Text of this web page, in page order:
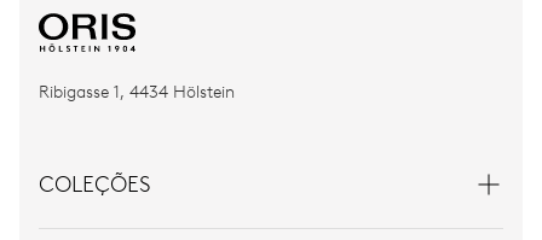
Ribigasse 1, 4434 Hölstein
COLEÇÕES